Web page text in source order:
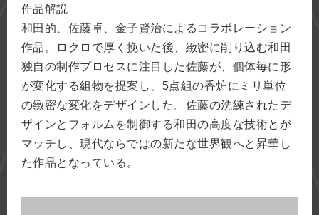
作品解説
和田的、佐藤卓、金子賢治によるコラボレーション
作品。ロクロで厚く挽いた後、緻密に削り込む和田
独自の制作プロセスに注目した佐藤が、個体毎に形
が変化する組物を提案し、5点組の香炉にミリ単位
の緻密な変化をデザインした。佐藤の洗練されたデ
ザインとフォルムを制御する和田の高度な技術とが
マッチし、現代ならではの新たな世界観へと昇華し
た作品となっている。